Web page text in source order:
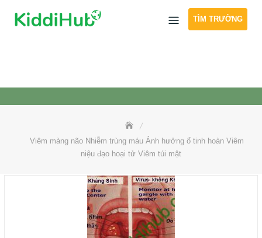
TÌM TRƯỜNG
Viêm màng não Nhiễm trùng máu Ảnh hưởng ổ tinh hoàn Viêm
niệu đạo hoại tử Viêm túi mật